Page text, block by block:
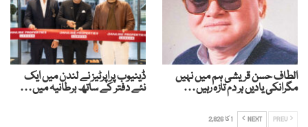
الطاف حسن قریشی ہم میں نہیں
مگرانکی یادیں ہر دم تازہ رہیں…
ڈینیوب پراپرٹیز نے لندن میں ایک
نئے دفتر کے ساتھ برطانیہ میں…
NEXT 1 کا 2,826